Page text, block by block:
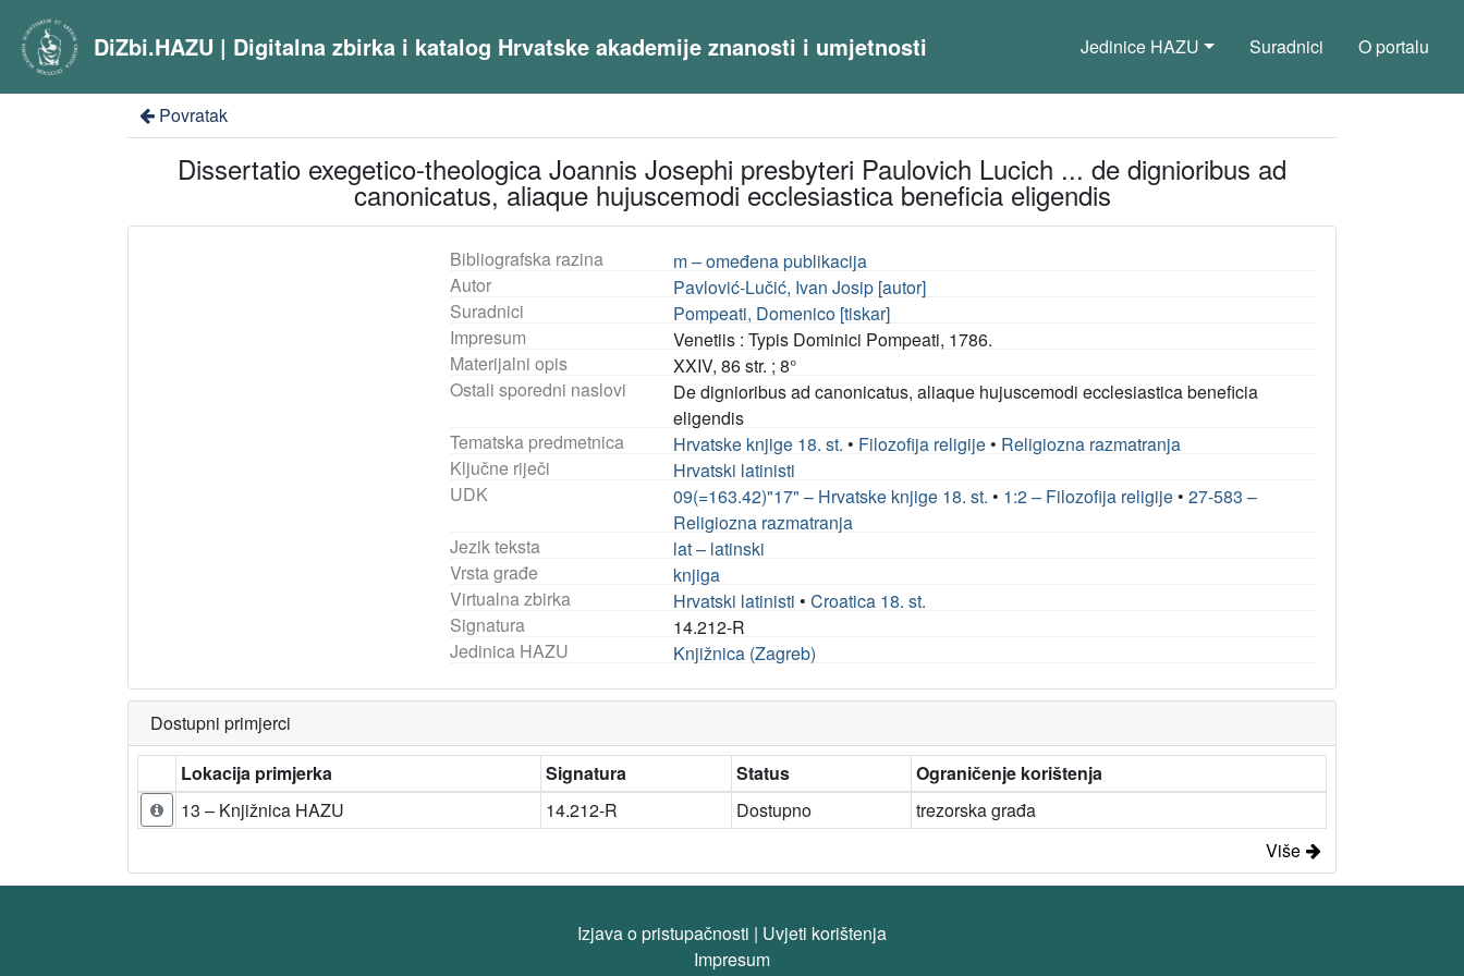
DiZbi.HAZU | Digitalna zbirka i katalog Hrvatske akademije znanosti i umjetnosti Jedinice HAZU Suradnici O portalu
Povratak
Dissertatio exegetico-theologica Joannis Josephi presbyteri Paulovich Lucich ... de dignioribus ad
canonicatus, aliaque hujuscemodi ecclesiastica beneficia eligendis
Bibliografska razina
m – omeđena publikacija
Autor
Pavlović-Lučić, Ivan Josip [autor]
Suradnici
Pompeati, Domenico [tiskar]
Impresum
Venetiis : Typis Dominici Pompeati, 1786.
Materijalni opis
XXIV, 86 str. ; 8°
Ostali sporedni naslovi
De dignioribus ad canonicatus, aliaque hujuscemodi ecclesiastica beneficia
eligendis
Tematska predmetnica
Hrvatske knjige 18. st. • Filozofija religije • Religiozna razmatranja
Ključne riječi
Hrvatski latinisti
UDK
09(=163.42)"17" – Hrvatske knjige 18. st. • 1:2 – Filozofija religije •27-583 –
Religiozna razmatranja
Jezik teksta
lat – latinski
Vrsta građe
knjiga
Virtualna zbirka
Hrvatski latinisti •Croatica 18. st.
Signatura
14.212-R
Jedinica HAZU
Knjižnica (Zagreb)
Dostupni primjerci
Lokacija primjerka
Signatura Status
Ograničenje korištenja
13 – Knjižnica HAZU
14.212-R Dostupno
trezorska građa
Više
Izjava o pristupačnosti | Uvjeti korištenja
Impresum